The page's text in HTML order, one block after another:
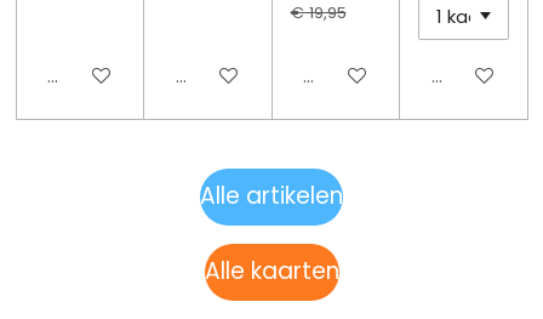
UitgeschakeldUitgeschakeld
€ 19,95
Uitgeschakeld
Alle artikelen
Alle kaarten